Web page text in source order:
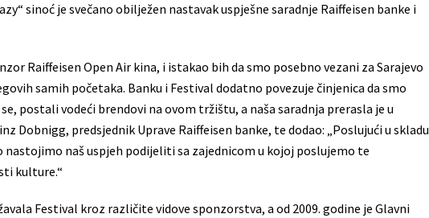
sinoć je svečano obilježen nastavak uspješne saradnje Raiffeisen banke i
Raiffeisen Open Air kina, i istakao bih da smo posebno vezani za Sarajevo
samih početaka. Banku i Festival dodatno povezuje činjenica da smo
postali vodeći brendovi na ovom tržištu, a naša saradnja prerasla je u
Dobnigg, predsjednik Uprave Raiffeisen banke, te dodao: „Poslujući u skladu
naš uspjeh podijeliti sa zajednicom u kojoj poslujemo te
kulture.“
Festival kroz različite vidove sponzorstva, a od 2009. godine je Glavni